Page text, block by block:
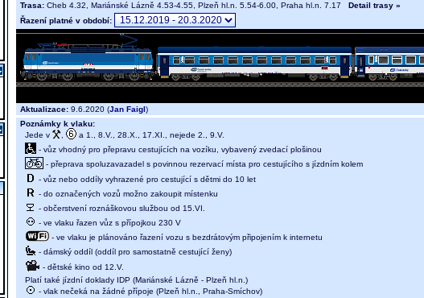
Trasa: Cheb 4.32, Mariánské Lázně 4.53-4.55, Plzeň hl.n. 5.54-6.00, Praha hl.n. 7.17 Detail trasy »
Řazení platné v období:
Aktualizace: 9.6.2020 (Jan Faigl)
Poznámky k vlaku:
Jede v
a 1., 8.V., 28.X., 17.XI., nejede 2., 9.V.
- vůz vhodný pro přepravu cestujících na vozíku, vybavený zvedací plošinou
- přeprava spoluzavazadel s povinnou rezervací místa pro cestujícího s jízdním kolem
- vůz nebo oddíly vyhrazené pro cestující s dětmi do 10 let
- do označených vozů možno zakoupit místenku
- občerstvení roznáškovou službou od 15.VI.
- ve vlaku řazen vůz s přípojkou 230 V
- ve vlaku je plánováno řazení vozu s bezdrátovým připojením k internetu
- dámský oddíl (oddíl pro samostatně cestující ženy)
- dětské kino od 12.V.
Platí také jízdní doklady IDP (Mariánské Lázně - Plzeň hl.n.)
- vlak nečeká na žádné přípoje (Plzeň hl.n., Praha-Smíchov)